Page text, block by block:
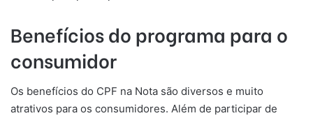
Benefícios do programa para o
consumidor
Os benefícios do CPF na Nota são diversos e muito
atrativos para os consumidores. Além de participar de